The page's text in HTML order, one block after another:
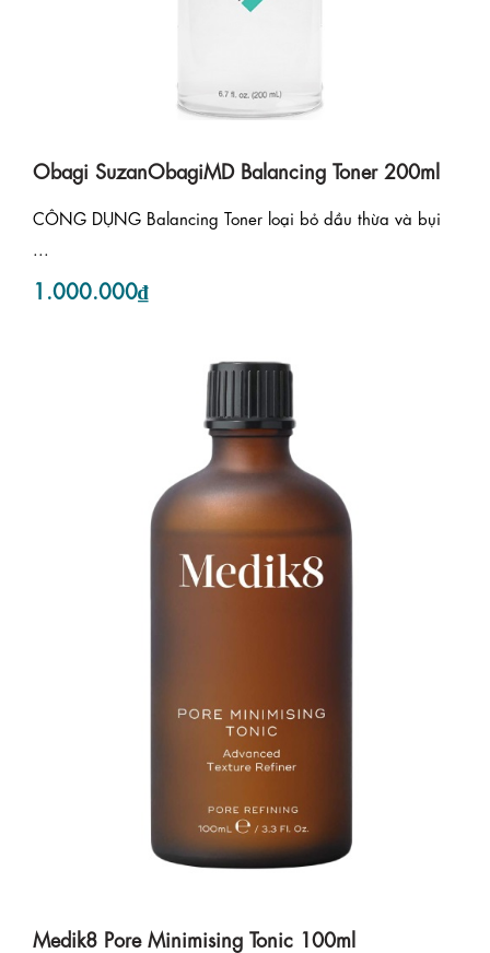
Obagi SuzanObagiMD Balancing Toner 200ml
CÔNG DỤNG Balancing Toner loại bỏ dầu thừa và bụi
1.000.000₫
Medik8 Pore Minimising Tonic 100ml